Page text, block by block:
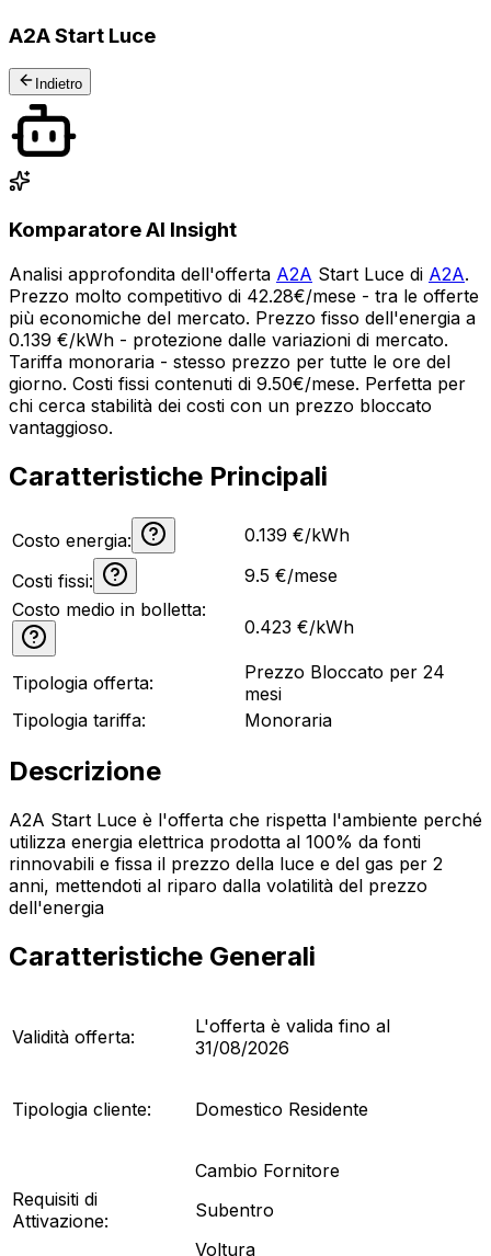
A2A Start Luce
Indietro
Komparatore AI Insight
Analisi approfondita dell'offerta A2A Start Luce di A2A.
Prezzo molto competitivo di 42.28€/mese - tra le offerte
più economiche del mercato. Prezzo fisso dell'energia a
0.139 €/kWh - protezione dalle variazioni di mercato.
Tariffa monoraria - stesso prezzo per tutte le ore del
giorno. Costi fissi contenuti di 9.50€/mese. Perfetta per
chi cerca stabilità dei costi con un prezzo bloccato
vantaggioso.
Caratteristiche Principali
Costo energia: 0.139 €/kWh
Costi fissi: 9.5 €/mese
Costo medio in bolletta:
0.423 €/kWh
Tipologia offerta:
Prezzo Bloccato per 24
mesi
Tipologia tariffa:
Monoraria
Descrizione
A2A Start Luce è l'offerta che rispetta l'ambiente perché
utilizza energia elettrica prodotta al 100% da fonti
rinnovabili e fissa il prezzo della luce e del gas per 2
anni, mettendoti al riparo dalla volatilità del prezzo
dell'energia
Caratteristiche Generali
Validità offerta:
L'offerta è valida fino al
31/08/2026
Tipologia cliente: Domestico Residente
Requisiti di
Attivazione:
Cambio Fornitore
Subentro
Voltura